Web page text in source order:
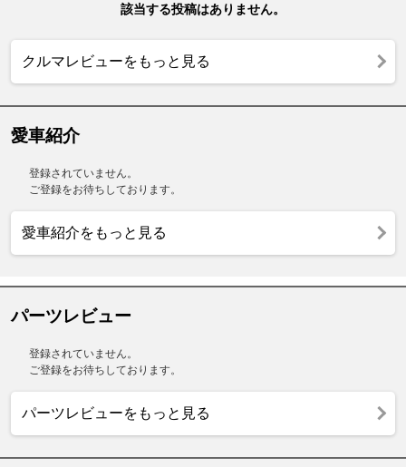
該当する投稿はありません。
クルマレビューをもっと見る
愛車紹介
登録されていません。
ご登録をお待ちしております。
愛車紹介をもっと見る
パーツレビュー
登録されていません。
ご登録をお待ちしております。
パーツレビューをもっと見る